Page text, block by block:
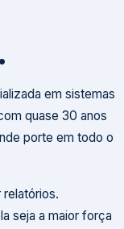
em sistemas
quase 30 anos
porte em todo o
seja a maior força